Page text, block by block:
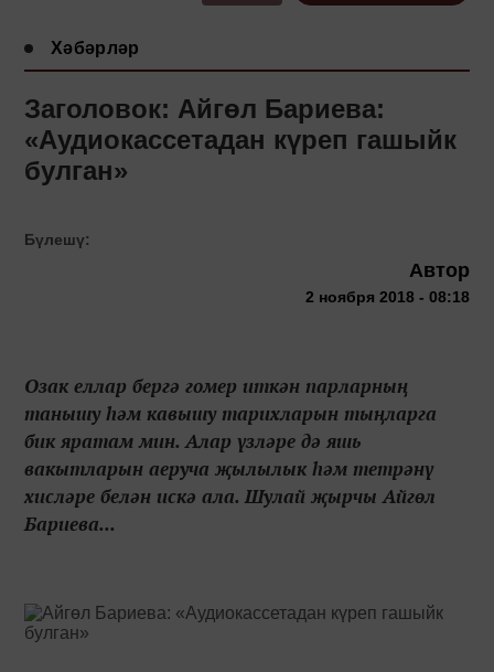
Хәбәрләр
Заголовок: Айгөл Бариева:
«Аудиокассетадан күреп гашыйк
булган»
Бүлешү:
Автор
2 ноября 2018 - 08:18
Озак еллар бергә гомер иткән парларның
танышу һәм кавышу тарихларын тыңларга
бик яратам мин. Алар үзләре дә яшь
вакытларын аеруча җылылык һәм тетрәнү
хисләре белән искә ала. Шулай җырчы Айгөл
Бариева...